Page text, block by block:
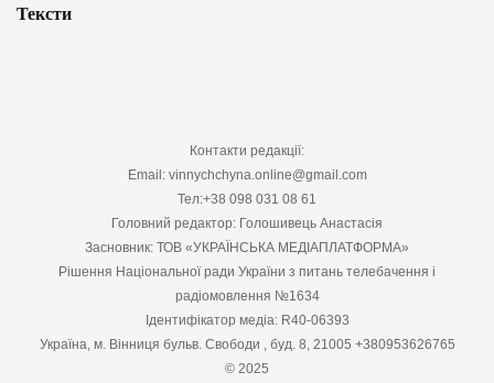
Тексти
Контакти редакції:
Email: vinnychchyna.online@gmail.com
Тел:+38 098 031 08 61
Головний редактор: Голошивець Анастасія
Засновник: ТОВ «УКРАЇНСЬКА МЕДІАПЛАТФОРМА»
Рішення Національної ради України з питань телебачення і
радіомовлення №1634
Ідентифікатор медіа: R40-06393
Україна, м. Вінниця бульв. Свободи , буд. 8, 21005 +380953626765
© 2025